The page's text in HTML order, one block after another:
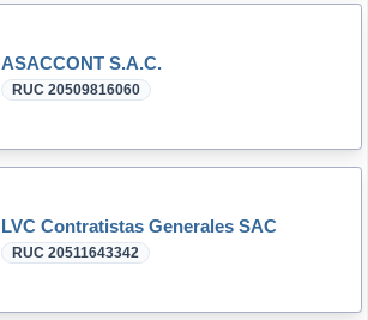
ASACCONT S.A.C.
RUC 20509816060
LVC Contratistas Generales SAC
RUC 20511643342